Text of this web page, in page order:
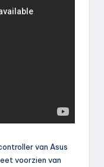
van Asus
voorzien van